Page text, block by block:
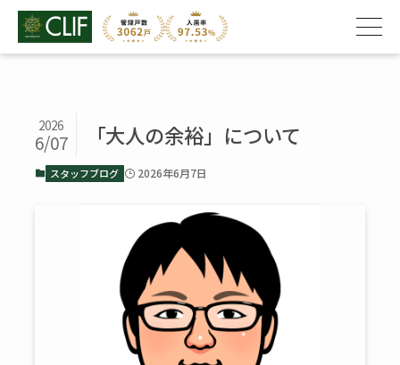
「大人の余裕」について
2026
6/07
スタッフブログ 2026年6月7日